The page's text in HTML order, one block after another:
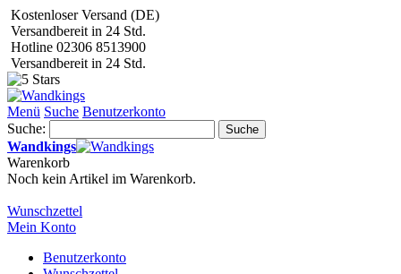
Kostenloser Versand (DE)
Versandbereit in 24 Std.
Hotline 02306 8513900
Versandbereit in 24 Std.
Menü Suche Benutzerkonto
Suche:
Suche
Wandkings
Warenkorb
Noch kein Artikel im Warenkorb.
Wunschzettel
Mein Konto
Benutzerkonto